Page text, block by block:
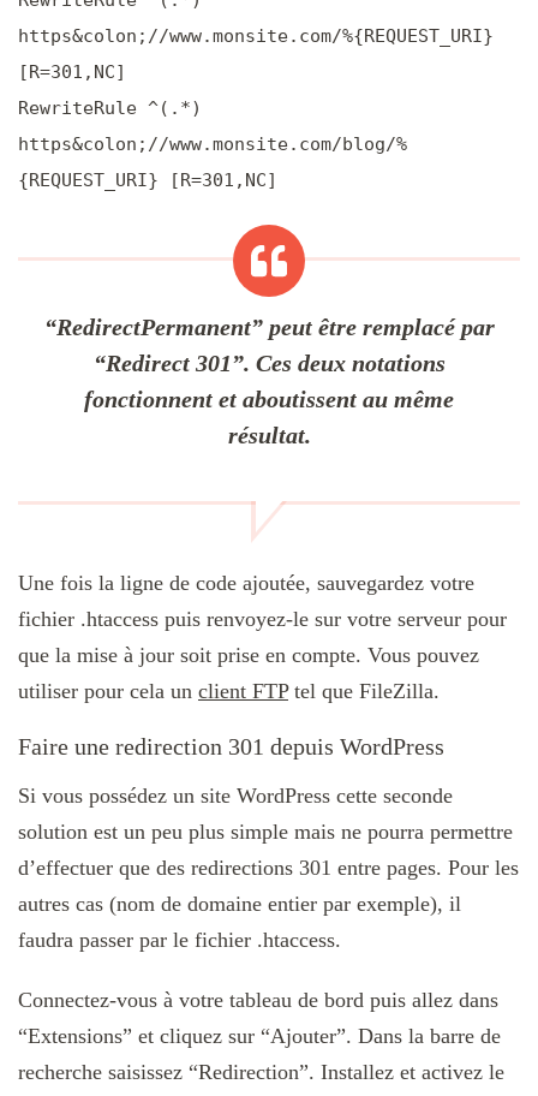
https&colon;//www.monsite.com/%{REQUEST_URI}
[R=301,NC]
RewriteRule ^(.*)
https&colon;//www.monsite.com/blog/%
{REQUEST_URI} [R=301,NC]
“RedirectPermanent” peut être remplacé par
“Redirect 301”. Ces deux notations
fonctionnent et aboutissent au même
résultat.
Une fois la ligne de code ajoutée, sauvegardez votre
fichier .htaccess puis renvoyez-le sur votre serveur pour
que la mise à jour soit prise en compte. Vous pouvez
utiliser pour cela un client FTPtel que FileZilla.
Faire une redirection 301 depuis WordPress
Si vous possédez un site WordPress cette seconde
solution est un peu plus simple mais ne pourra permettre
d’effectuer que des redirections 301 entre pages. Pour les
autres cas (nom de domaine entier par exemple), il
faudra passer par le fichier .htaccess.
Connectez-vous à votre tableau de bord puis allez dans
“Extensions” et cliquez sur “Ajouter”. Dans la barre de
recherche saisissez “Redirection”. Installez et activez le